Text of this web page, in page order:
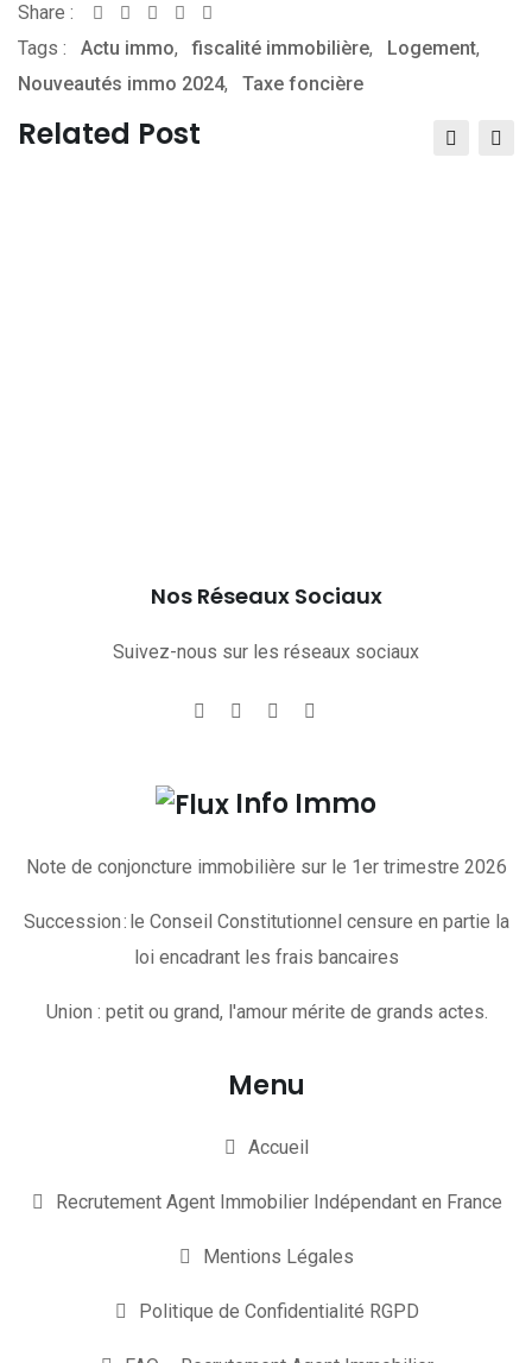
Share :
Whatsapp
Share
via
Email
Tags : Actu immo,fiscalité immobilière, Logement,
Nouveautés immo 2024, Taxe foncière
Related Post
Nos Réseaux Sociaux
Suivez-nous sur les réseaux sociaux
Info Immo
Note de conjoncture immobilière sur le 1er trimestre 2026
Succession : le Conseil Constitutionnel censure en partie la
loi encadrant les frais bancaires
Union : petit ou grand, l'amour mérite de grands actes.
Menu
Accueil
Recrutement Agent Immobilier Indépendant en France
Mentions Légales
Politique de Confidentialité RGPD